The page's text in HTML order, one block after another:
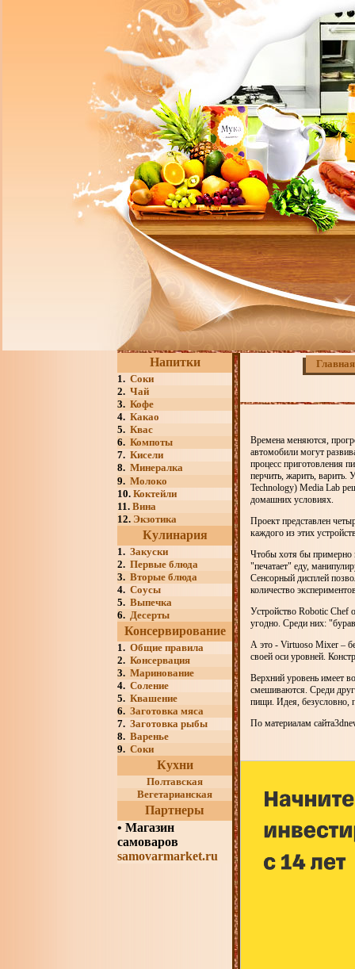
Напитки
1. Соки
2. Чай
3. Кофе
4. Какао
5. Квас
6. Компоты
7. Кисели
8. Минералка
9. Молоко
10. Коктейли
11. Вина
12. Экзотика
Кулинария
1. Закуски
2. Первые блюда
3. Вторые блюда
4. Соусы
5. Выпечка
6. Десерты
Консервирование
1. Общие правила
2. Консервация
3. Маринование
4. Соление
5. Квашение
6. Заготовка мяса
7. Заготовка рыбы
8. Варенье
9. Соки
Кухни
Полтавская
Вегетарианская
Партнеры
• Магазин
самоваров
samovarmarket.ru
Главная
Времена меняются,
автомобили могут
процесс приготовления
перчить, жарить, варить.
Technology) Media Lab
домашних условиях.
Проект представлен
каждого из этих
Чтобы хотя бы примерно
"печатает" еду,
Сенсорный дисплей
количество
Устройство Robotic Chef
угодно. Среди них:
А это - Virtuoso Mixer –
своей оси уровней.
Верхний уровень имеет
смешиваются. Среди
пищи. Идея, безусловно,
По материалам